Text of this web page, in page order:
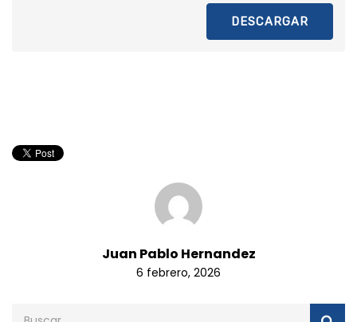
DESCARGAR
Juan Pablo Hernandez
6 febrero, 2026